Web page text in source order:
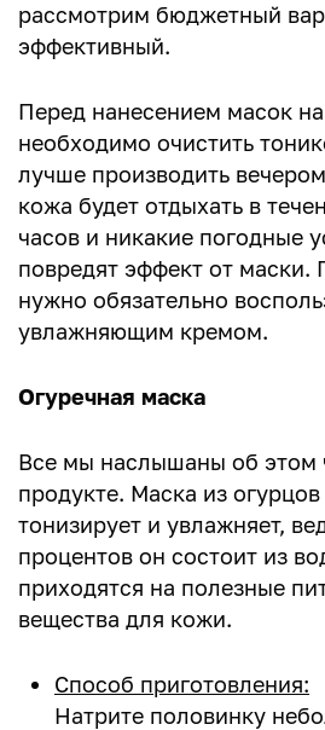
рассмотрим бюджетный
эффективный.
Перед нанесением масок
необходимо очистить
лучше производить
кожа будет отдыхать в
часов и никакие погодные
повредят эффект от маски.
нужно обязательно
увлажняющим кремом.
Огуречная маска
Все мы наслышаны об этом
продукте. Маска из огурцов
тонизирует и увлажняет,
процентов он состоит из
приходятся на полезные
вещества для кожи.
Способ приготовления:
Натрите половинку